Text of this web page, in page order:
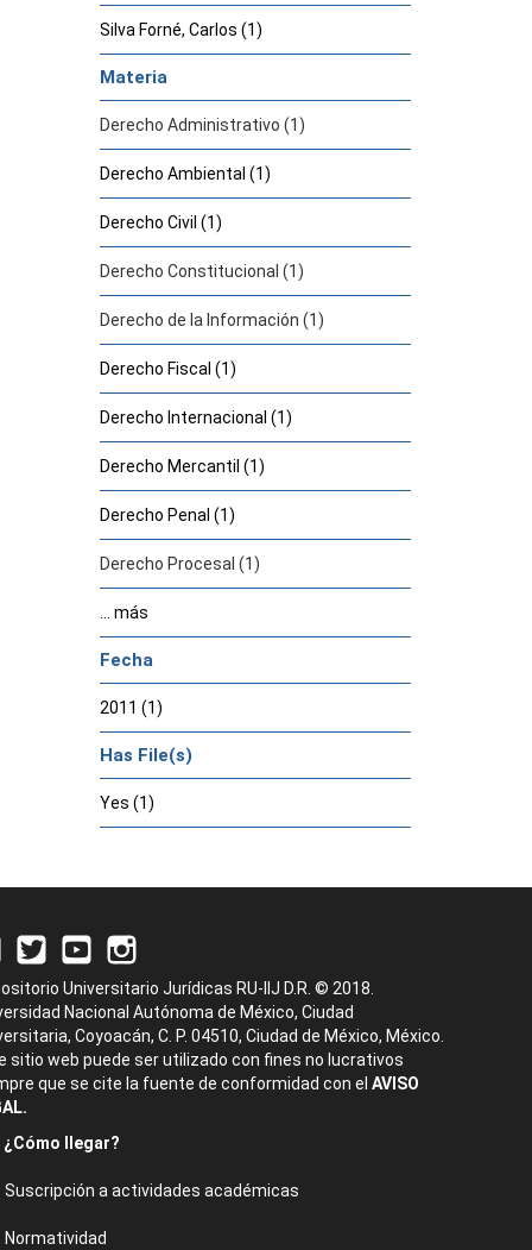
Silva Forné, Carlos (1)
Materia
Derecho Administrativo (1)
Derecho Ambiental (1)
Derecho Civil (1)
Derecho Constitucional (1)
Derecho de la Información (1)
Derecho Fiscal (1)
Derecho Internacional (1)
Derecho Mercantil (1)
Derecho Penal (1)
Derecho Procesal (1)
... más
Fecha
2011 (1)
Has File(s)
Yes (1)
Universitario Jurídicas RU-IIJ D.R. © 2018.
Nacional Autónoma de México, Ciudad
Coyoacán, C. P. 04510, Ciudad de México, México.
sitio web puede ser utilizado con fines no lucrativos
que se cite la fuente de conformidad con el AVISO
¿Cómo llegar?
Suscripción a actividades académicas
Normatividad